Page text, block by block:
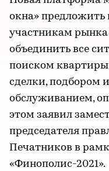
окна»
участникам
объединить все
поиском
сделки,
обслуживанием,
этом заявил
председателя
Печатников в
«Финополис-2021».